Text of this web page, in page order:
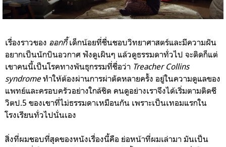
เรื่องราวของ ออกกี้เด็กน้อยที่ชื่นชอบวิทยาศาสตร์และมีความฝัน
อยากเป็นนักบินอวกาศ ฟังดูเผินๆ แล้วดูธรรมดาทั่วไป จะติดก็แต่
เขาคนนี้เป็นโรคทางพันธุกรรมที่ชื่อว่า Treacher Collins
syndromeทำให้ต้องผ่านการผ่าตัดหลายครั้ง อยู่ในความดูแลของ
แพทย์และครอบครัวอย่างใกล้ชิด คนดูอย่างเราจึงได้เริ่มตามติดชี
วิตป.5 ของเขาที่ไม่ธรรมดาเหมือนกัน เพราะเป็นเทอมแรกใน
โรงเรียนทั่วไปนั่นเอง
สิ่งที่ผมชอบที่สุดของหนังเรื่องนี้คือ ย่อหน้าที่ผมเล่ามา มันเป็น